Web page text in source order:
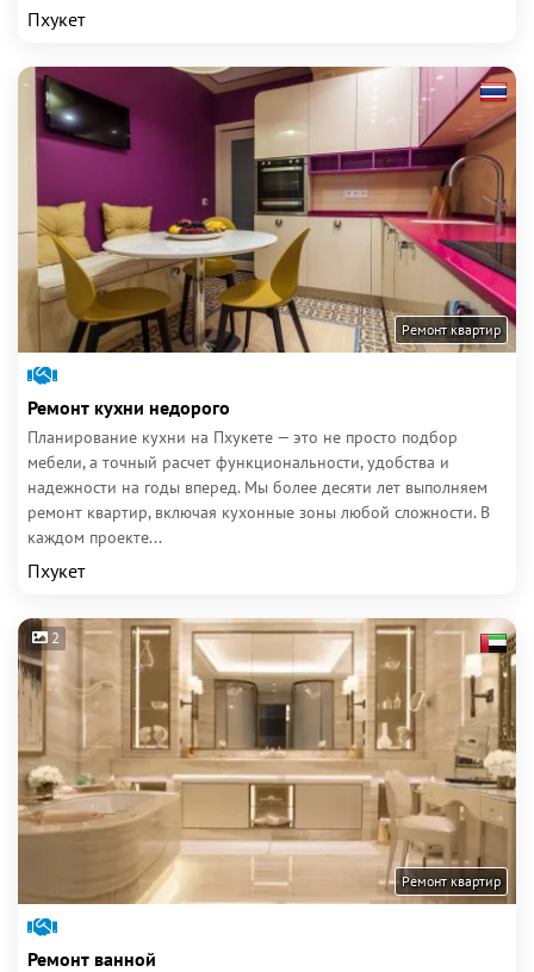
Пхукет
Ремонт квартир
Ремонт кухни недорого
Планирование кухни на Пхукете — это не просто подбор
мебели, а точный расчет функциональности, удобства и
надежности на годы вперед. Мы более десяти лет выполняем
ремонт квартир, включая кухонные зоны любой сложности. В
каждом проекте...
Пхукет
2
Ремонт квартир
Ремонт ванной